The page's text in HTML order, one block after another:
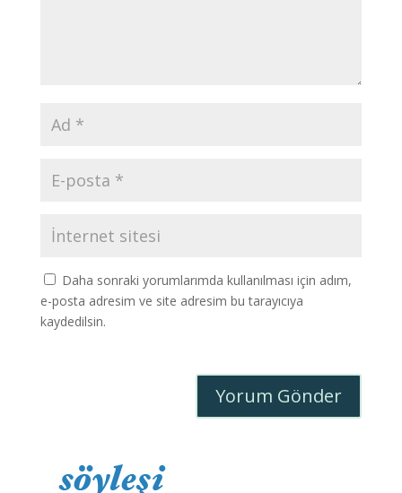
Daha sonraki yorumlarımda kullanılması için adım,
e-posta adresim ve site adresim bu tarayıcıya
kaydedilsin.